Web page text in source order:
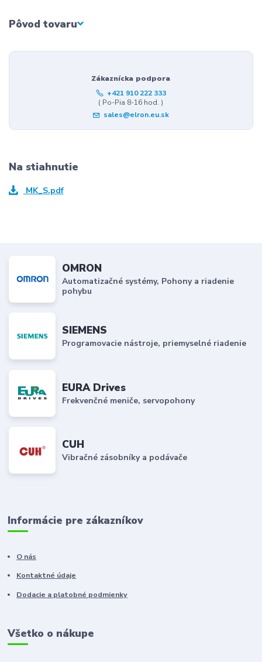
Pôvod tovaru
Zákaznícka podpora
+421 910 222 333
( Po-Pia 8-16 hod. )
sales@elron.eu.sk
Na stiahnutie
MK_S.pdf
OMRON
Automatizačné systémy, Pohony a riadenie
pohybu
SIEMENS
Programovacie nástroje, priemyselné riadenie
EURA Drives
Frekvenčné meniče, servopohony
CUH
Vibračné zásobníky a podávače
Informácie pre zákazníkov
O nás
Kontaktné údaje
Dodacie a platobné podmienky
Všetko o nákupe